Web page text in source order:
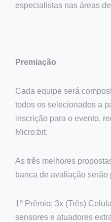
especialistas nas áreas
Premiação
Cada equipe será
todos os selecionados a
inscrição para o evento,
Micro:bit.
As três melhores
banca de avaliação serão
1º Prêmio: 3x (Três)
sensores e atuadores